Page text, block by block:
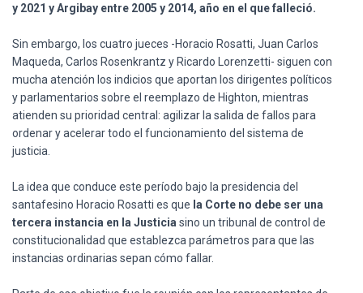
y 2021 y Argibay entre 2005 y 2014, año en el que falleció.
Sin embargo, los cuatro jueces -Horacio Rosatti, Juan Carlos
Maqueda, Carlos Rosenkrantz y Ricardo Lorenzetti- siguen con
mucha atención los indicios que aportan los dirigentes políticos
y parlamentarios sobre el reemplazo de Highton, mientras
atienden su prioridad central: agilizar la salida de fallos para
ordenar y acelerar todo el funcionamiento del sistema de
justicia.
La idea que conduce este período bajo la presidencia del
santafesino Horacio Rosatti es que la Corte no debe ser una
tercera instancia en la Justicia sino un tribunal de control de
constitucionalidad que establezca parámetros para que las
instancias ordinarias sepan cómo fallar.